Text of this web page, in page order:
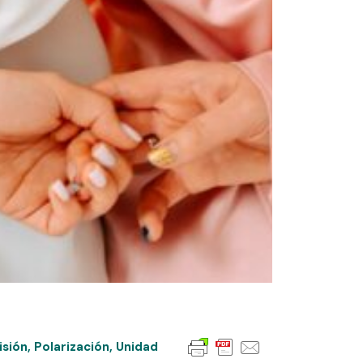
, Polarización, Unidad